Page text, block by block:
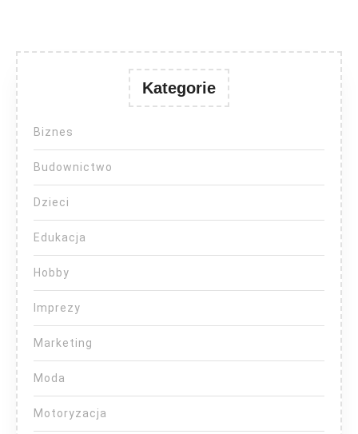
Kategorie
Biznes
Budownictwo
Dzieci
Edukacja
Hobby
Imprezy
Marketing
Moda
Motoryzacja